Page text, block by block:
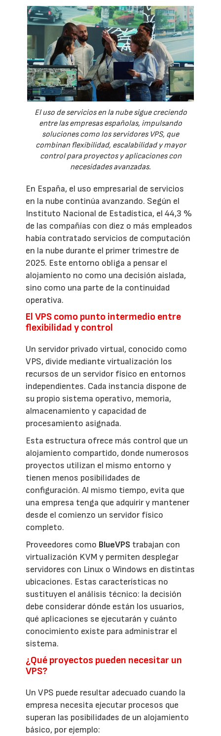
El uso de servicios en la nube sigue creciendo
entre las empresas españolas, impulsando
soluciones como los servidores VPS, que
combinan flexibilidad, escalabilidad y mayor
control para proyectos y aplicaciones con
necesidades avanzadas.
En España, el uso empresarial de servicios
en la nube continúa avanzando. Según el
Instituto Nacional de Estadística, el 44,3 %
de las compañías con diez o más empleados
había contratado servicios de computación
en la nube durante el primer trimestre de
2025. Este entorno obliga a pensar el
alojamiento no como una decisión aislada,
sino como una parte de la continuidad
operativa.
El VPS como punto intermedio entre
flexibilidad y control
Un servidor privado virtual, conocido como
VPS, divide mediante virtualización los
recursos de un servidor físico en entornos
independientes. Cada instancia dispone de
su propio sistema operativo, memoria,
almacenamiento y capacidad de
procesamiento asignada.
Esta estructura ofrece más control que un
alojamiento compartido, donde numerosos
proyectos utilizan el mismo entorno y
tienen menos posibilidades de
configuración. Al mismo tiempo, evita que
una empresa tenga que adquirir y mantener
desde el comienzo un servidor físico
completo.
Proveedores como BlueVPS trabajan con
virtualización KVM y permiten desplegar
servidores con Linux o Windows en distintas
ubicaciones. Estas características no
sustituyen el análisis técnico: la decisión
debe considerar dónde están los usuarios,
qué aplicaciones se ejecutarán y cuánto
conocimiento existe para administrar el
sistema.
¿Qué proyectos pueden necesitar un
VPS?
Un VPS puede resultar adecuado cuando la
empresa necesita ejecutar procesos que
superan las posibilidades de un alojamiento
básico, por ejemplo: